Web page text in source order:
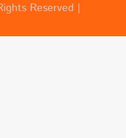
Reserved |